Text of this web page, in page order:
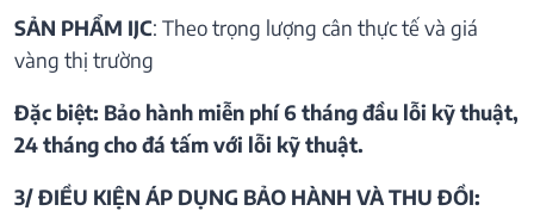
SẢN PHẨM IJC: Theo trọng lượng cân thực tế và giá
vàng thị trường
Đặc biệt: Bảo hành miễn phí 6 tháng đầu lỗi kỹ thuật,
24 tháng cho đá tấm với lỗi kỹ thuật.
3/ ĐIỀU KIỆN ÁP DỤNG BẢO HÀNH VÀ THU ĐỒI: